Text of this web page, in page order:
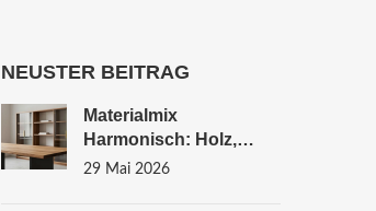
NEUSTER BEITRAG
Materialmix
Harmonisch: Holz,
Metall, Glas - Anleitung
29 Mai 2026